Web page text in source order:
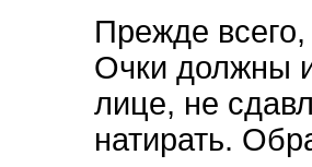
Прежде
Очки должны
лице, не
натирать.